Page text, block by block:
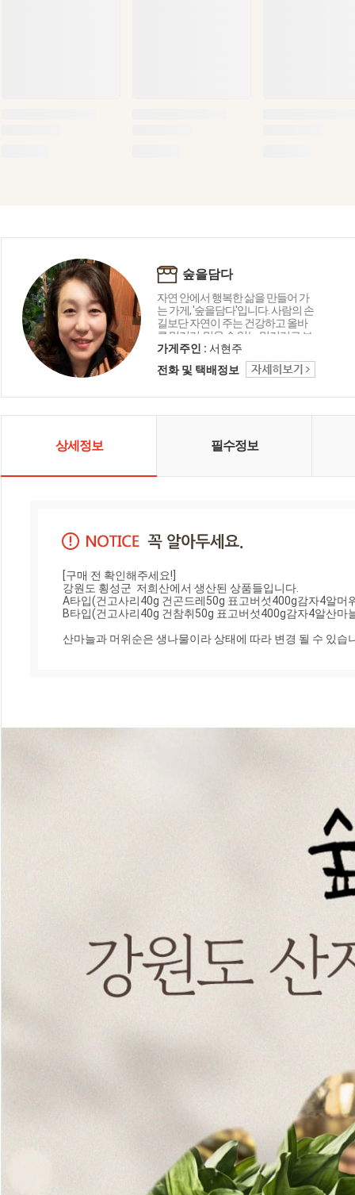
숲을담다
자연 안에서 행복한 삶을 만들어 가
는 가게, '숲을담다'입니다. 사람의 손
길보단 자연이 주는 건강하고 올바
른 먹거리, 믿을 수 있는 먹거리로 보
답하겠습니다.
가게주인 : 서현주
전화 및 택배정보
상세정보 필수정보
[구매 전 확인해주세요!]
강원도 횡성군  저희산에서 생산된 상품들입니다.
A타입(건고사리40g 건곤드레50g 표고버섯400g감자4알머
B타입(건고사리40g 건참취50g 표고버섯400g감자4알산마
산마늘과 머위순은 생나물이라 상태에 따라 변경 될 수 있습